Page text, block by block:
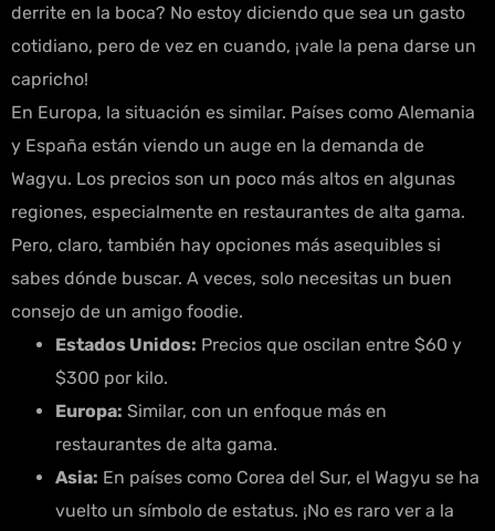
derrite en la boca? No estoy diciendo que sea un gasto
cotidiano, pero de vez en cuando, ¡vale la pena darse un
capricho!
En Europa, la situación es similar. Países como Alemania
y España están viendo un auge en la demanda de
Wagyu. Los precios son un poco más altos en algunas
regiones, especialmente en restaurantes de alta gama.
Pero, claro, también hay opciones más asequibles si
sabes dónde buscar. A veces, solo necesitas un buen
consejo de un amigo foodie.
Estados Unidos: Precios que oscilan entre $60 y
$300 por kilo.
Europa: Similar, con un enfoque más en
restaurantes de alta gama.
Asia: En países como Corea del Sur, el Wagyu se ha
vuelto un símbolo de estatus. ¡No es raro ver a la